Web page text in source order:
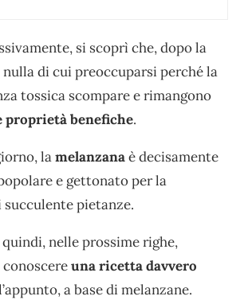
si scoprì che, dopo la
nulla di cui preoccuparsi perché la
tossica scompare e rimangono
proprietà benefiche.
lamelanzanaè decisamente
e gettonato per la
pietanze.
nelle prossime righe,
una ricetta davvero
a base di melanzane.